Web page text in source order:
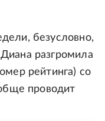
безусловно,
разгромила
рейтинга) со
проводит